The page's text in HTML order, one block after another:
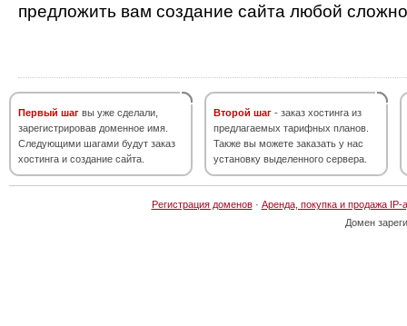
предложить вам создание сайта любой
Первый шаг вы уже сделали,
зарегистрировав доменное имя.
Следующими шагами будут заказ
хостинга и создание сайта.
Второй шаг - заказ хостинга из
предлагаемых тарифных планов.
Также вы можете заказать у нас
установку выделенного сервера.
Регистрация доменов· Аренда, покупка и продажа IP-
Домен